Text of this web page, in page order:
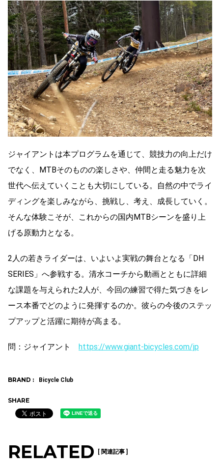
ジャイアントは本プログラムを通じて、競技力の向上だけ
でなく、MTBそのものの楽しさや、仲間と走る魅力を次
世代へ伝えていくことも大切にしている。自然の中でライ
ディングを楽しみながら、挑戦し、考え、成長していく。
そんな体験こそが、これからの国内MTBシーンを盛り上
げる原動力となる。
2人の若きライダーは、いよいよ実戦の舞台となる「DH
SERIES」へ参戦する。清水コーチから動画とともに詳細
な課題を与えられた2人が、今回の練習で得た気づきをレ
ース本番でどのように発揮するのか。彼らの今後のステッ
プアップと活躍に期待が高まる。
問：ジャイアント https://www.giant-bicycles.com/jp
BRAND : Bicycle Club
SHARE
RELATED [ 関連記事 ]